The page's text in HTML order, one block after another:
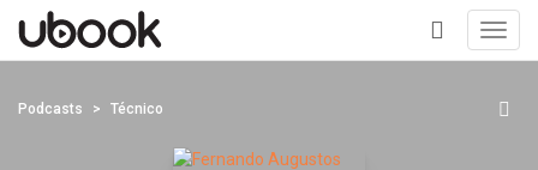
+
Podcasts Técnico